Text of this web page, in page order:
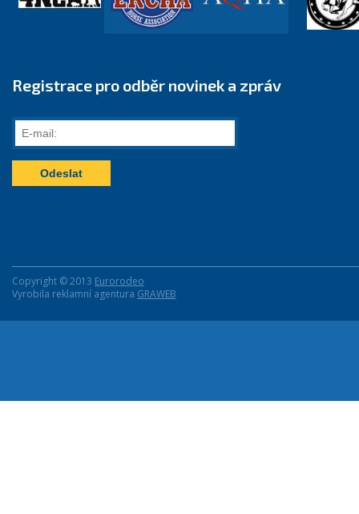
Registrace pro odběr novinek a zpráv
E-
mail:
Copyright © 2013 Eurorodeo
Vyrobila reklamní agentura GRAWEB